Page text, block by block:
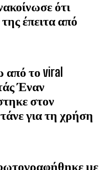
ότι
έπειτα από
από το viral
Έναν
στον
για τη χρήση
με